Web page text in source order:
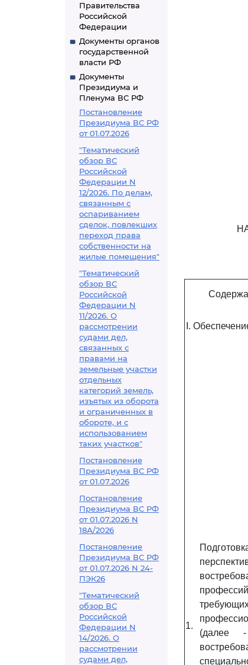
Правительства
Российской
Федерации
Документы органов
государственной
власти РФ
Документы
Президиума и
Пленума ВС РФ
Постановление
Президиума ВС РФ
от 01.07.2026
"Тематический
обзор ВС
Российской
Федерации N
12/2026. По делам,
связанным с
оспариванием
сделок, повлекших
переход права
собственности на
жилые помещения"
"Тематический
обзор ВС
Российской
Федерации N
11/2026. О
рассмотрении
судами дел,
связанных с
правами на
земельные участки
отдельных
категорий земель,
изъятых из оборота
и ограниченных в
обороте, и с
использованием
таких участков"
Постановление
Президиума ВС РФ
от 01.07.2026
Постановление
Президиума ВС РФ
от 01.07.2026 N
18А/2026
Постановление
Президиума ВС РФ
от 01.07.2026 N 24-
ПЭК26
"Тематический
обзор ВС
Российской
Федерации N
14/2026. О
рассмотрении
судами дел,
I.
1.
(далее